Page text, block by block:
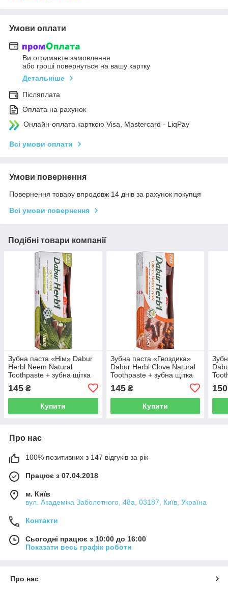
Умови оплати
Ви отримаєте замовлення
або гроші повернуться на вашу картку
Детальніше
Післяплата
Оплата на рахунок
Онлайн-оплата карткою Visa, Mastercard - LiqPay
Всі умови оплати
Умови повернення
Повернення товару впродовж 14 днів за рахунок покупця
Всі умови повернення
Подібні товари компанії
Зубна паста «Нім» Dabur
Herbl Neem Natural
Toothpaste + зубна щітка
145 ₴
Купити
Зубна паста «Гвоздика»
Dabur Herbl Clove Natural
Toothpaste + зубна щітка
145₴
Купити
150
Про нас
100% позитивних з 147 відгуків за рік
Працює з 07.04.2018
м. Київ
вул. Академіка Заболотного, 48а, 03187, Київ, Україна
Контакти
Сьогодні працює з 10:00 до 16:00
Показати весь графік роботи
Про нас